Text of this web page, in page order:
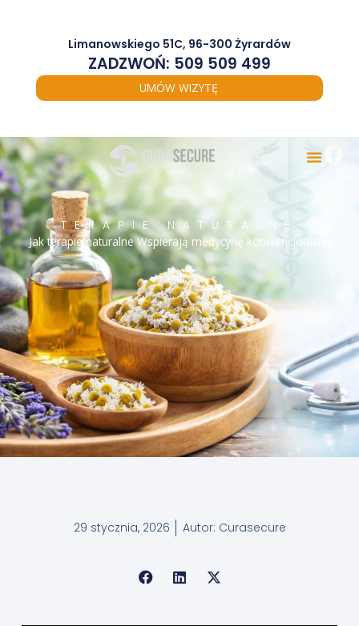
Limanowskiego 51C, 96-300 Żyrardów
ZADZWOŃ: 509 509 499
UMÓW WIZYTĘ
TERAPIE NATURALNE
Jak terapie naturalne Wspierają medycynę konwencjonalną
29 stycznia, 2026 Autor: Curasecure